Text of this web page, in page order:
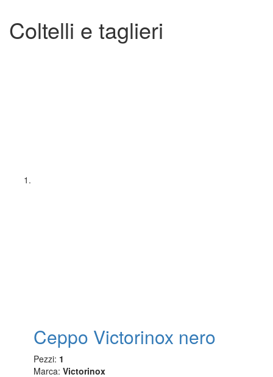
Coltelli e taglieri
Ceppo Victorinox nero
Pezzi: 1
Marca: Victorinox